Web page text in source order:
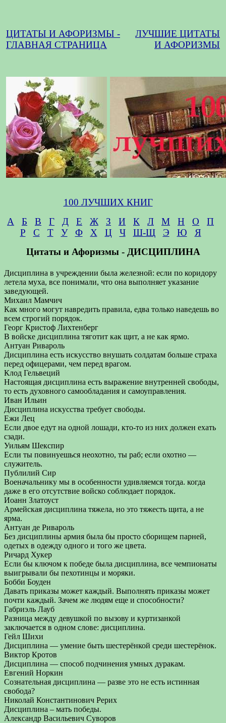
ЦИТАТЫ И АФОРИЗМЫ -
ГЛАВНАЯ СТРАНИЦА
ЛУЧШИЕ ЦИТАТЫ
И АФОРИЗМЫ
100 ЛУЧШИХ КНИГ
А
Б В Г Д Е Ж З И К Л М Н О
П
Р
С Т У Ф Х Ц Ч Ш-Щ Э Ю
Я
Цитаты и Афоризмы - ДИСЦИПЛИНА
Дисциплина в учреждении была железной: если по коридору
летела муха, все понимали, что она выполняет указание
заведующей.
Михаил Мамчич
Как много могут навредить правила, едва только наведешь во
всем строгий порядок.
Георг Кристоф Лихтенберг
В войске дисциплина тяготит как щит, а не как ярмо.
Антуан Ривароль
Дисциплина есть искусство внушать солдатам больше страха
перед офицерами, чем перед врагом.
Клод Гельвеций
Настоящая дисциплина есть выражение внутренней свободы,
то есть духовного самообладания и самоуправления.
Иван Ильин
Дисциплина искусства требует свободы.
Ежи Лец
Если двое едут на одной лошади, кто-то из них должен ехать
сзади.
Уильям Шекспир
Если ты повинуешься неохотно, ты раб; если охотно —
служитель.
Публилий Сир
Военачальнику мы в особенности удивляемся тогда. когда
даже в его отсутствие войско соблюдает порядок.
Иоанн Златоуст
Армейская дисциплина тяжела, но это тяжесть щита, а не
ярма.
Антуан де Ривароль
Без дисциплины армия была бы просто сборищем парней,
одетых в одежду одного и того же цвета.
Ричард Хукер
Если бы ключом к победе была дисциплина, все чемпионаты
выигрывали бы пехотинцы и моряки.
Бобби Боуден
Давать приказы может каждый. Выполнять приказы может
почти каждый. Зачем же людям еще и способности?
Габриэль Лауб
Разница между девушкой по вызову и куртизанкой
заключается в одном слове: дисциплина.
Гейл Шихи
Дисциплина — умение быть шестерёнкой среди шестерёнок.
Виктор Кротов
Дисциплина — способ подчинения умных дуракам.
Евгений Норкин
Сознательная дисциплина — разве это не есть истинная
свобода?
Николай Константинович Рерих
Дисциплина – мать победы.
Александр Васильевич Суворов